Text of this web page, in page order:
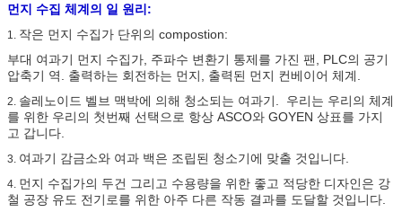
압축공기 소비 0.5-0.7 M3/min
저항
<1000>
먼지 수집 체계의 일 원리:
1. 작은 먼지 수집가 단위의 compostion:
부대 여과기 먼지 수집가, 주파수 변환기 통제를 가진 팬, PLC의 공기
압축기 역. 출력하는 회전하는 먼지, 출력된 먼지 컨베이어 체계.
2. 솔레노이드 벨브 맥박에 의해 청소되는 여과기. 우리는 우리의 체계
를 위한 우리의 첫번째 선택으로 항상 ASCO와 GOYEN 상표를 가지
고 갑니다.
3. 여과기 감금소와 여과 백은 조립된 청소기에 맞출 것입니다.
4. 먼지 수집가의 두건 그리고 수용량을 위한 좋고 적당한 디자인은 강
철 공장 유도 전기로를 위한 아주 다른 작동 결과를 도달할 것입니다.